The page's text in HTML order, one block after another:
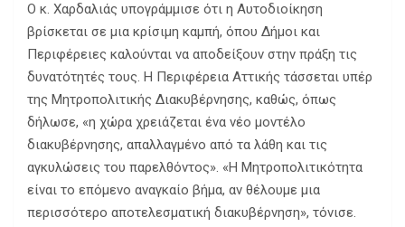
Ο κ. Χαρδαλιάς υπογράμμισε ότι η Αυτοδιοίκηση
βρίσκεται σε μια κρίσιμη καμπή, όπου Δήμοι και
Περιφέρειες καλούνται να αποδείξουν στην πράξη τις
δυνατότητές τους. Η Περιφέρεια Αττικής τάσσεται υπέρ
της Μητροπολιτικής Διακυβέρνησης, καθώς, όπως
δήλωσε, «η χώρα χρειάζεται ένα νέο μοντέλο
διακυβέρνησης, απαλλαγμένο από τα λάθη και τις
αγκυλώσεις του παρελθόντος». «Η Μητροπολιτικότητα
είναι το επόμενο αναγκαίο βήμα, αν θέλουμε μια
περισσότερο αποτελεσματική διακυβέρνηση», τόνισε.